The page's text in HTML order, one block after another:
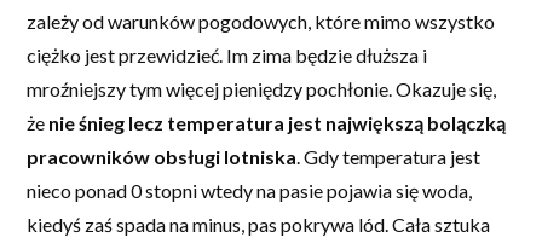
zależy od warunków pogodowych, które mimo wszystko
ciężko jest przewidzieć. Im zima będzie dłuższa i
mroźniejszy tym więcej pieniędzy pochłonie. Okazuje się,
że nie śnieg lecz temperatura jest największą bolączką
pracowników obsługi lotniska . Gdy temperatura jest
nieco ponad 0 stopni wtedy na pasie pojawia się woda,
kiedyś zaś spada na minus, pas pokrywa lód. Cała sztuka